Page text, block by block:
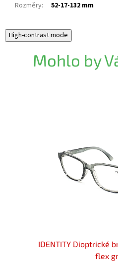
Rozměry: 52-17-132 mm
High-contrast mode
Mohlo by
IDENTITY Dioptrické
flex